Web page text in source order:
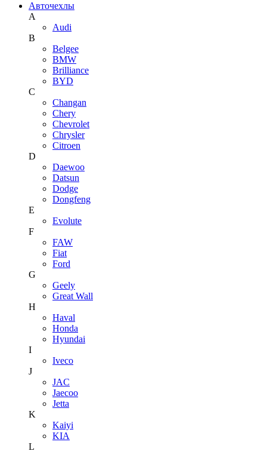
Авточехлы
A
Audi
B
Belgee
BMW
Brilliance
BYD
C
Changan
Chery
Chevrolet
Chrysler
Citroen
D
Daewoo
Datsun
Dodge
Dongfeng
E
Evolute
F
FAW
Fiat
Ford
G
Geely
Great Wall
H
Haval
Honda
Hyundai
I
Iveco
J
JAC
Jaecoo
Jetta
K
Kaiyi
KIA
L